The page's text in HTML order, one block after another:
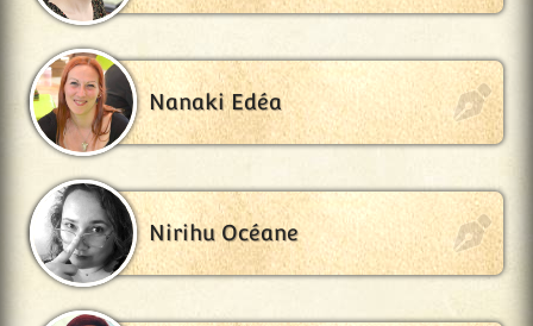
Nanaki Edéa
Nirihu Océane